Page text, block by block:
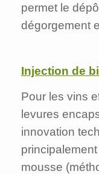
permet le
dégorgement
Injection de
Pour les vins
levures
innovation
mousse